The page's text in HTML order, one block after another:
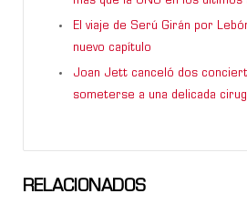
El viaje de Serú Girán por
nuevo capítulo
Joan Jett canceló dos
someterse a una delicada
RELACIONADOS